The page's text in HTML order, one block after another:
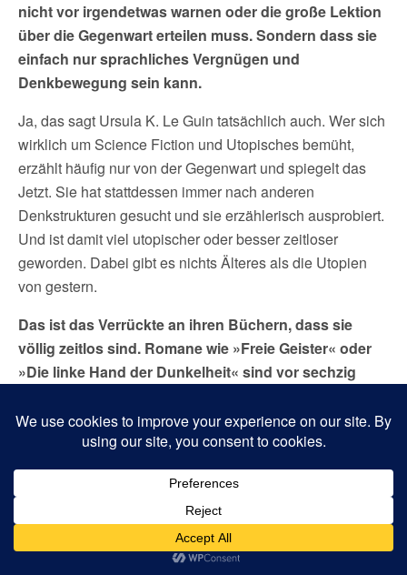
nicht vor irgendetwas warnen oder die große Lektion
über die Gegenwart erteilen muss. Sondern dass sie
einfach nur sprachliches Vergnügen und
Denkbewegung sein kann.
Ja, das sagt Ursula K. Le Guin tatsächlich auch. Wer sich
wirklich um Science Fiction und Utopisches bemüht,
erzählt häufig nur von der Gegenwart und spiegelt das
Jetzt. Sie hat stattdessen immer nach anderen
Denkstrukturen gesucht und sie erzählerisch ausprobiert.
Und ist damit viel utopischer oder besser zeitloser
geworden. Dabei gibt es nichts Älteres als die Utopien
von gestern.
Das ist das Verrückte an ihren Büchern, dass sie
völlig zeitlos sind. Romane wie »Freie Geister« oder
»Die linke Hand der Dunkelheit« sind vor sechzig
Ja, das finde ich auch. Da löst sie sich auf eine Art aus
dem, was gemeinhin als Realismus gilt. Sie erzählt
einfach übergreifendere Geschichten, vom bigger picture.
Zugleich kämpft sie gegen das Etikett Science Fiction an.
Und steht dazu, nicht den normalen »Ehescheidungs-
und die mittlere Jahre sind die wichtigsten«-Realismus zu